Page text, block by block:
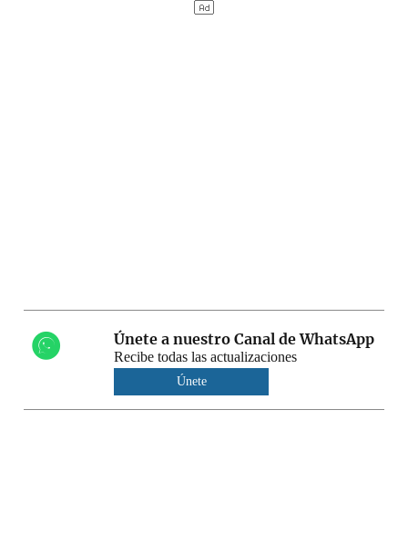
Únete a nuestro Canal de WhatsApp
Recibe todas las actualizaciones
Únete